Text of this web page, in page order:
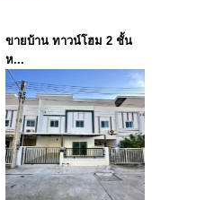
ขายบ้าน ทาวน์โฮม 2 ชั้น
ห...